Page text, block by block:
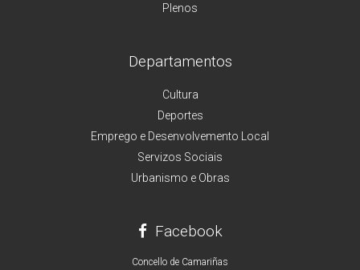
Plenos
Departamentos
Cultura
Deportes
Emprego e Desenvolvemento Local
Servizos Sociais
Urbanismo e Obras
Facebook
Concello de Camariñas